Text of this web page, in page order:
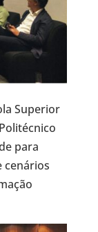
Superior
para
cenários